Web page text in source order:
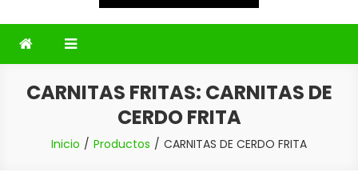
CARNITAS FRITAS: CARNITAS DE
CERDO FRITA
Inicio Productos CARNITAS DE CERDO FRITA